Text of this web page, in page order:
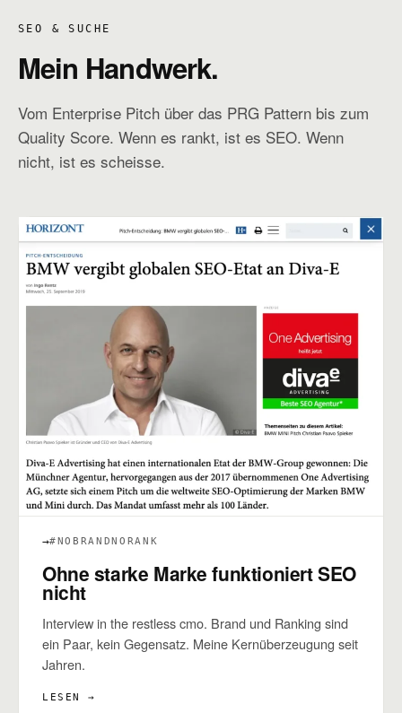
SEO & SUCHE
Mein Handwerk.
Vom Enterprise Pitch über das PRG Pattern bis zum
Quality Score. Wenn es rankt, ist es SEO. Wenn
nicht, ist es scheisse.
→#NOBRANDNORANK
Ohne starke Marke funktioniert SEO
nicht
Interview in the restless cmo. Brand und Ranking sind
ein Paar, kein Gegensatz. Meine Kernüberzeugung seit
Jahren.
LESEN →